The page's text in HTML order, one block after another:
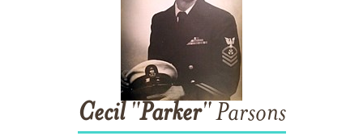
Cecil"Parker" Parsons